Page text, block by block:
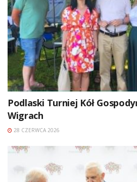
Podlaski Turniej Kół
Wigrach
28 CZERWCA 2026